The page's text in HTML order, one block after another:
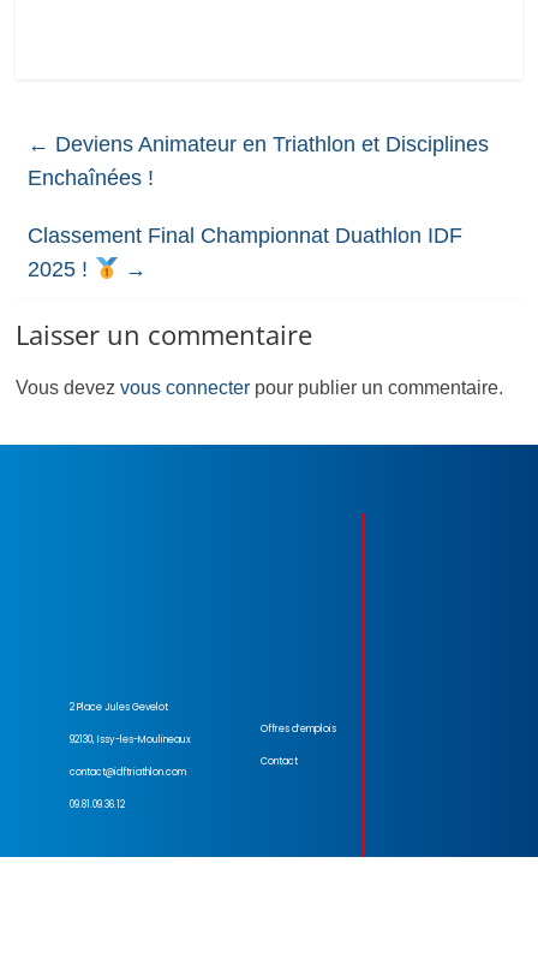
← Deviens Animateur en Triathlon et Disciplines
Enchaînées !
Classement Final Championnat Duathlon IDF
2025 !
→
Laisser un commentaire
Vous devezvous connecter pour publier un commentaire.
2 Place Jules Gevelot
92130, Issy-les-Moulineaux
contact@idftriathlon.com
09.81.09.36.12
Offres d’emplois
Contact